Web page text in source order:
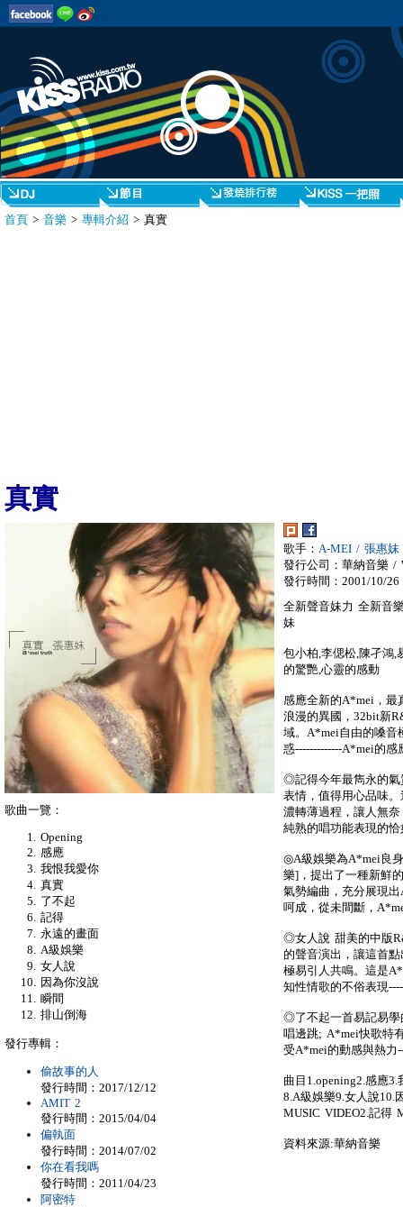
首頁 > 音樂 > 專輯介紹 > 真實
真實
歌手： A-MEI / 張惠妹
發行公司：華納音樂 /
發行時間：2001/10/26
全新聲音妹力 全新音
妹
包小柏,李偲松,陳孑鴻,
的驚艷,心靈的感動
感應全新的A*mei，
浪漫的異國，32bit新
域。A*mei自由的嗓音
惑-------------A*mei的感
◎記得今年最雋永的氣
表情，值得用心品味
濃轉薄過程，讓人無
純熟的唱功能表現的
◎A級娛樂為A*mei良
樂]，提出了一種新鮮
氣勢編曲，充分展現
呵成，從未間斷，
◎女人說 甜美的中版
的聲音演出，讓這首
極易引人共鳴。這是
知性情歌的不俗表現
◎了不起一首易記易學
唱邊跳; A*mei快歌特
受A*mei的動感與熱力
曲目1.opening2.感應
8.A級娛樂9.女人說10.
MUSIC VIDEO2.記得
資料來源:華納音樂
歌曲一覽：
Opening
感應
我恨我愛你
真實
了不起
記得
永遠的畫面
A級娛樂
女人說
因為你沒說
瞬間
排山倒海
發行專輯：
偷故事的人
發行時間：2017/12/12
AMIT 2
發行時間：2015/04/04
偏執面
發行時間：2014/07/02
你在看我嗎
發行時間：2011/04/23
阿密特